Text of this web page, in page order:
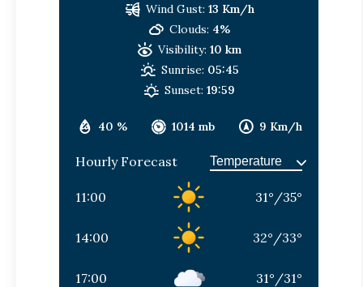
40 % 1014 mb 9 Km/h
Wind Gust: 13 Km/h
Clouds: 4%
Visibility: 10 km
Sunrise: 05:45
Sunset: 19:59
Hourly Forecast
11:00 31° /35°
14:00 32° /33°
17:00 31° /31°